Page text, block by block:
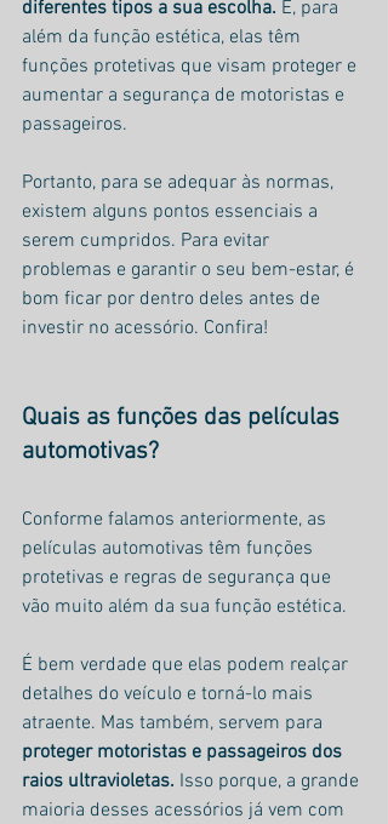
diferentes tipos a sua escolha. E, para
além da função estética, elas têm
funções protetivas que visam proteger e
aumentar a segurança de motoristas e
passageiros.
Portanto, para se adequar às normas,
existem alguns pontos essenciais a
serem cumpridos. Para evitar
problemas e garantir o seu bem-estar, é
bom ficar por dentro deles antes de
investir no acessório. Confira!
Quais as funções das películas
automotivas?
Conforme falamos anteriormente, as
películas automotivas têm funções
protetivas e regras de segurança que
vão muito além da sua função estética.
É bem verdade que elas podem realçar
detalhes do veículo e torná-lo mais
atraente. Mas também, servem para
proteger motoristas e passageiros dos
raios ultravioletas. Isso porque, a grande
maioria desses acessórios já vem com